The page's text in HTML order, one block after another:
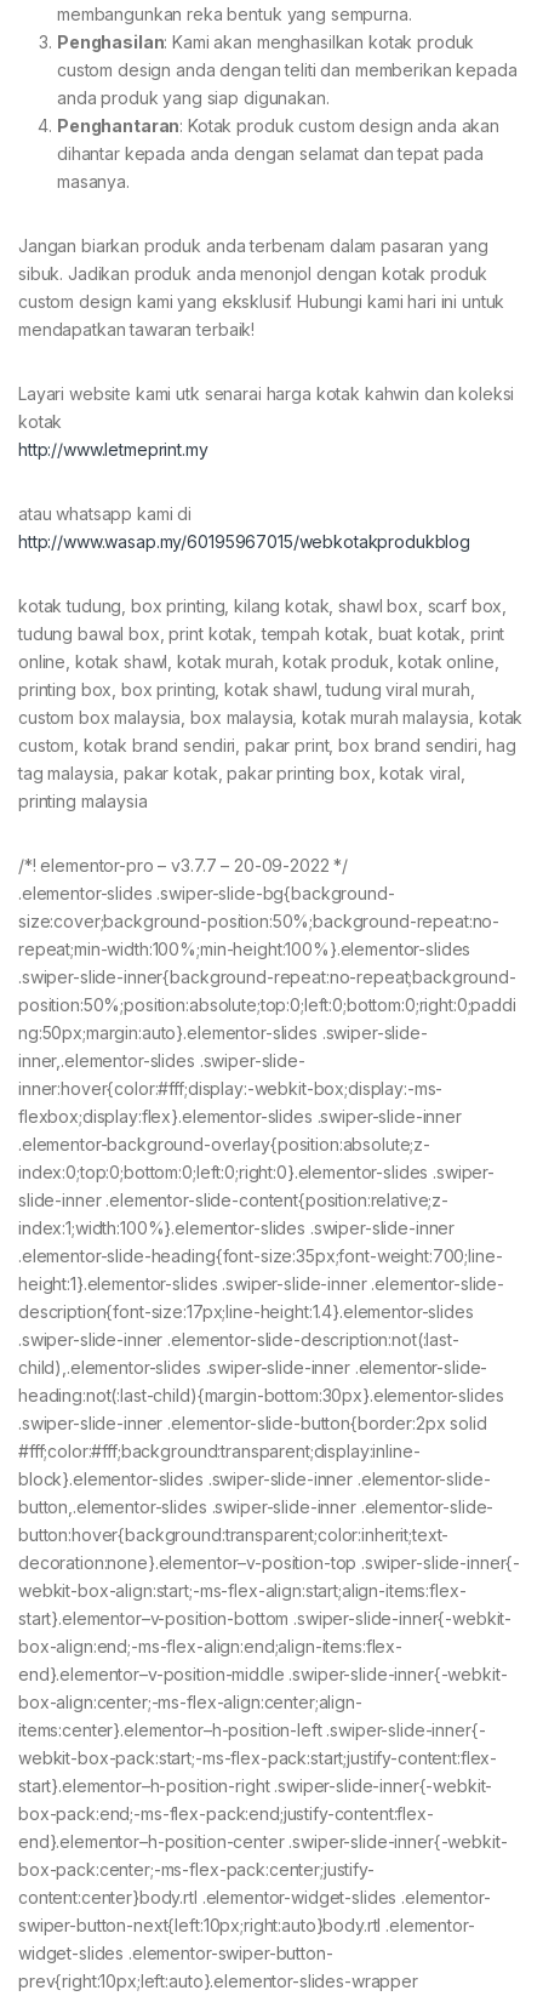
membangunkan reka bentuk yang sempurna.
Penghasilan: Kami akan menghasilkan kotak produk
custom design anda dengan teliti dan memberikan kepada
anda produk yang siap digunakan.
Penghantaran: Kotak produk custom design anda akan
dihantar kepada anda dengan selamat dan tepat pada
masanya.
Jangan biarkan produk anda terbenam dalam pasaran yang
sibuk. Jadikan produk anda menonjol dengan kotak produk
custom design kami yang eksklusif. Hubungi kami hari ini untuk
mendapatkan tawaran terbaik!
Layari website kami utk senarai harga kotak kahwin dan koleksi
kotak
http://www.letmeprint.my
atau whatsapp kami di
http://www.wasap.my/60195967015/webkotakprodukblog
kotak tudung, box printing, kilang kotak, shawl box, scarf box,
tudung bawal box, print kotak, tempah kotak, buat kotak, print
online, kotak shawl, kotak murah, kotak produk, kotak online,
printing box, box printing, kotak shawl, tudung viral murah,
custom box malaysia, box malaysia, kotak murah malaysia, kotak
custom, kotak brand sendiri, pakar print, box brand sendiri, hag
tag malaysia, pakar kotak, pakar printing box, kotak viral,
printing malaysia
/*! elementor-pro – v3.7.7 – 20-09-2022 */
.elementor-slides .swiper-slide-bg{background-
size:cover;background-position:50%;background-repeat:no-
repeat;min-width:100%;min-height:100%}.elementor-slides
.swiper-slide-inner{background-repeat:no-repeat;background-
position:50%;position:absolute;top:0;left:0;bottom:0;right:0;paddi
ng:50px;margin:auto}.elementor-slides .swiper-slide-
inner,.elementor-slides .swiper-slide-
inner:hover{color:#fff;display:-webkit-box;display:-ms-
flexbox;display:flex}.elementor-slides .swiper-slide-inner
.elementor-background-overlay{position:absolute;z-
index:0;top:0;bottom:0;left:0;right:0}.elementor-slides .swiper-
slide-inner .elementor-slide-content{position:relative;z-
index:1;width:100%}.elementor-slides .swiper-slide-inner
.elementor-slide-heading{font-size:35px;font-weight:700;line-
height:1}.elementor-slides .swiper-slide-inner .elementor-slide-
description{font-size:17px;line-height:1.4}.elementor-slides
.swiper-slide-inner .elementor-slide-description:not(:last-
child),.elementor-slides .swiper-slide-inner .elementor-slide-
heading:not(:last-child){margin-bottom:30px}.elementor-slides
.swiper-slide-inner .elementor-slide-button{border:2px solid
#fff;color:#fff;background:transparent;display:inline-
block}.elementor-slides .swiper-slide-inner .elementor-slide-
button,.elementor-slides .swiper-slide-inner .elementor-slide-
button:hover{background:transparent;color:inherit;text-
decoration:none}.elementor–v-position-top .swiper-slide-inner{-
webkit-box-align:start;-ms-flex-align:start;align-items:flex-
start}.elementor–v-position-bottom .swiper-slide-inner{-webkit-
box-align:end;-ms-flex-align:end;align-items:flex-
end}.elementor–v-position-middle .swiper-slide-inner{-webkit-
box-align:center;-ms-flex-align:center;align-
items:center}.elementor–h-position-left .swiper-slide-inner{-
webkit-box-pack:start;-ms-flex-pack:start;justify-content:flex-
start}.elementor–h-position-right .swiper-slide-inner{-webkit-
box-pack:end;-ms-flex-pack:end;justify-content:flex-
end}.elementor–h-position-center .swiper-slide-inner{-webkit-
box-pack:center;-ms-flex-pack:center;justify-
content:center}body.rtl .elementor-widget-slides .elementor-
swiper-button-next{left:10px;right:auto}body.rtl .elementor-
widget-slides .elementor-swiper-button-
prev{right:10px;left:auto}.elementor-slides-wrapper